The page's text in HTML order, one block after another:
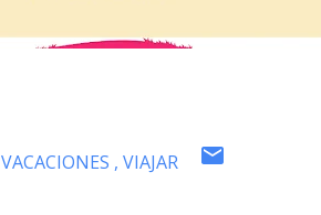
VACACIONES VIAJAR